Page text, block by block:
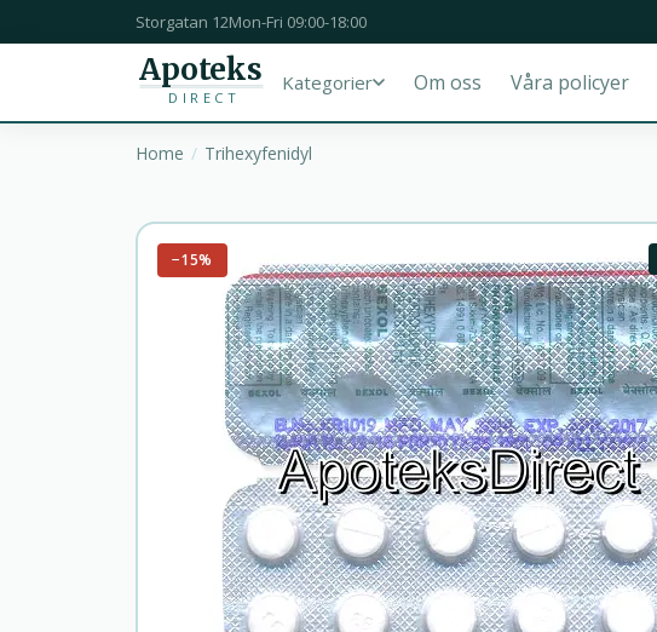
Storgatan 12Mon-Fri 09:00-18:00
Apoteks
DIRECT
Kategorier Om oss Våra policyer
Home Trihexyfenidyl
−15%